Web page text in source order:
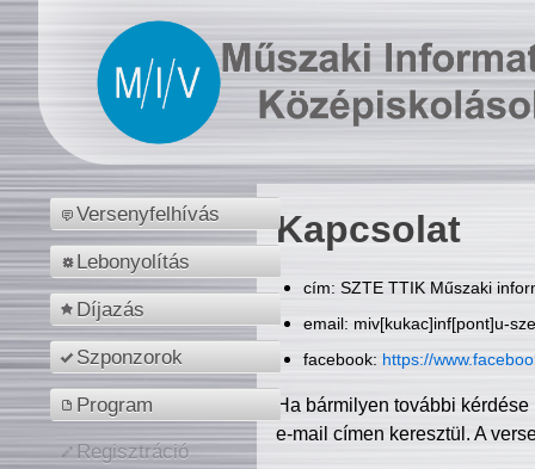
Versenyfelhívás
Lebonyolítás
Díjazás
Szponzorok
Program
Regisztráció
Kapcsolat
cím: SZTE TTIK Műszaki
email: miv[kukac]inf[pont]u-
facebook: https://
Ha bármilyen további
e-mail címen keresztül. A